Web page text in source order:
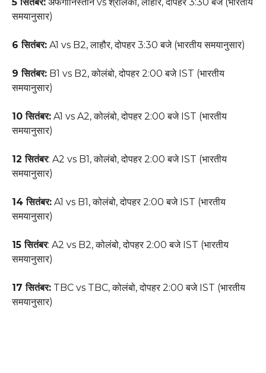
समयानुसार)
6 सितंबर: A1 vs B2, लाहौर, दोपहर 3:30 बजे (भारतीय समयानुसार)
9 सितंबर: B1 vs B2, कोलंबो, दोपहर 2:00 बजे IST (भारतीय
समयानुसार)
10 सितंबर: A1 vs A2, कोलंबो, दोपहर 2:00 बजे IST (भारतीय
समयानुसार)
12 सितंबर: A2 vs B1, कोलंबो, दोपहर 2:00 बजे IST (भारतीय
समयानुसार)
14 सितंबर: A1 vs B1, कोलंबो, दोपहर 2:00 बजे IST (भारतीय
समयानुसार)
15 सितंबर: A2 vs B2, कोलंबो, दोपहर 2:00 बजे IST (भारतीय
समयानुसार)
17सितंबर: TBC vs TBC, कोलंबो, दोपहर 2:00 बजे IST (भारतीय
समयानुसार)